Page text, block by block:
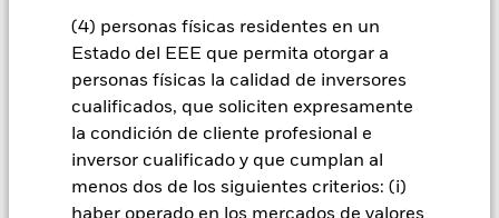
(4) personas físicas residentes en un
Estado del EEE que permita otorgar a
personas físicas la calidad de inversores
cualificados, que soliciten expresamente
la condición de cliente profesional e
inversor cualificado y que cumplan al
menos dos de los siguientes criterios: (i)
contagio a otras clases de acciones. En el menú desplegable
que figura justo debajo del nombre del fondo, podrá ver un
acciones con cobertura de divisas se identifican mediante la
palabra «Hedged» en su nombre. Además, el listado
completo de todas las clases de acciones con cobertura de
divisas está disponible mediante solicitud a la sociedad
gestora del fondo.